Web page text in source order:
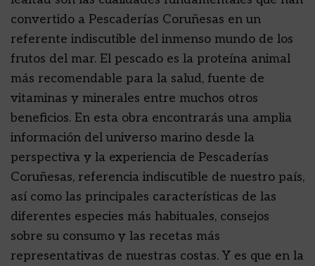
convertido a Pescaderías Coruñesas en un
referente indiscutible del inmenso mundo de los
frutos del mar. El pescado es la proteína animal
más recomendable para la salud, fuente de
vitaminas y minerales entre muchos otros
beneficios. En esta obra encontrarás una amplia
información del universo marino desde la
perspectiva y la experiencia de Pescaderías
Coruñesas, referencia indiscutible de nuestro país,
así como las principales características de las
diferentes especies más habituales, consejos
sobre su consumo y las recetas más
representativas de nuestras costas. Y es que en la